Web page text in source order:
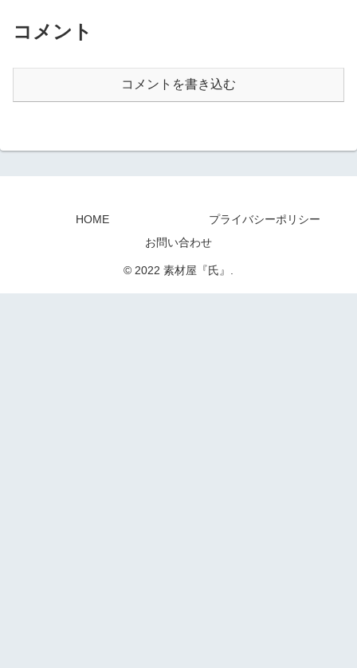
コメント
コメントを書き込む
HOME
プライバシーポリシー
お問い合わせ
© 2022 素材屋『氏』.